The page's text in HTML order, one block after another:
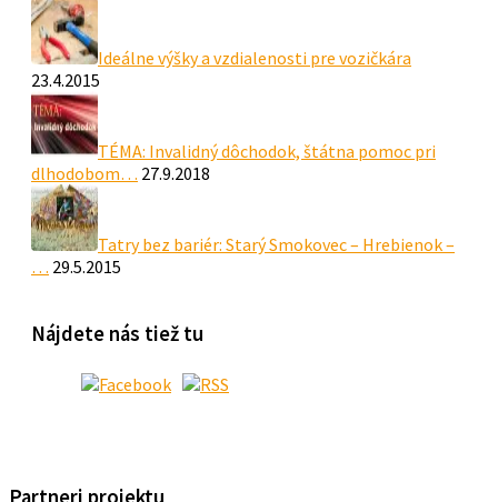
Ideálne výšky a vzdialenosti pre vozičkára
23.4.2015
TÉMA: Invalidný dôchodok, štátna pomoc pri
dlhodobom… 27.9.2018
Tatry bez bariér: Starý Smokovec – Hrebienok –
… 29.5.2015
Nájdete nás tiež tu
Partneri projektu